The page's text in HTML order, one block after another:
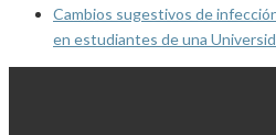
Cambios sugestivos de
en estudiantes de una